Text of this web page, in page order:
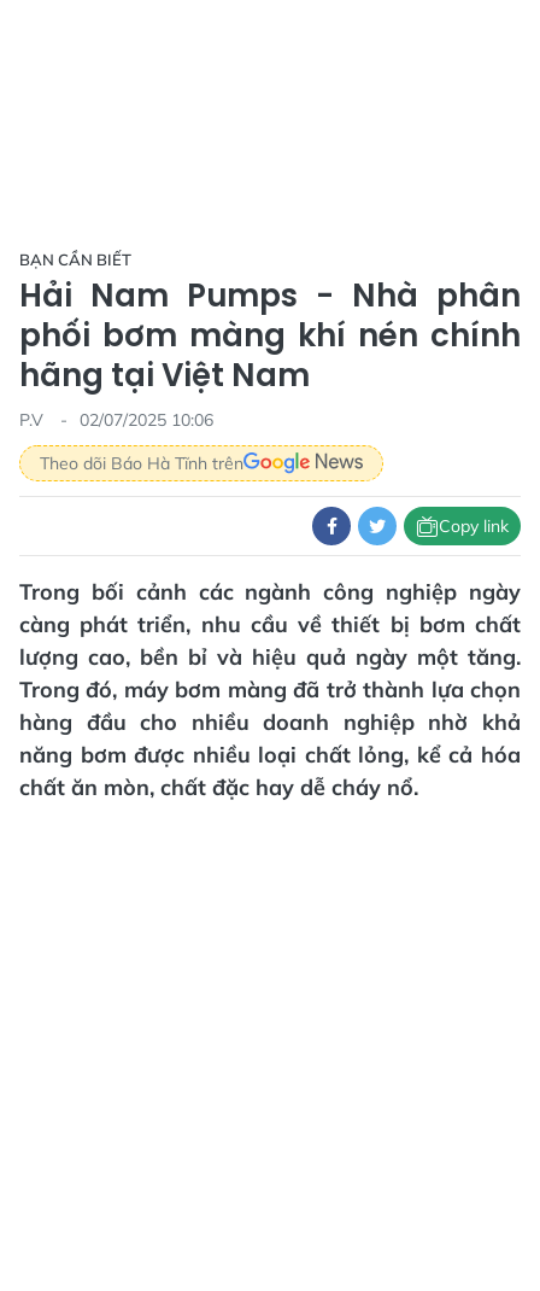
BẠN CẦN BIẾT
Hải Nam Pumps - Nhà phân
phối bơm màng khí nén chính
hãng tại Việt Nam
P.V
02/07/2025 10:06
Theo dõi Báo Hà Tĩnh trên
Copy link
Trong bối cảnh các ngành công nghiệp ngày
càng phát triển, nhu cầu về thiết bị bơm chất
lượng cao, bền bỉ và hiệu quả ngày một tăng.
Trong đó, máy bơm màng đã trở thành lựa chọn
hàng đầu cho nhiều doanh nghiệp nhờ khả
năng bơm được nhiều loại chất lỏng, kể cả hóa
chất ăn mòn, chất đặc hay dễ cháy nổ.